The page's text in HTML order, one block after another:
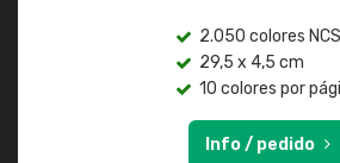
2.050 colores NCS
29,5 x 4,5 cm
10 colores por
Info / pedido